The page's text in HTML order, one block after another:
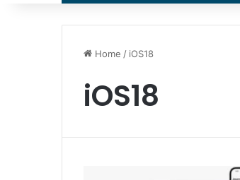
Home / iOS18
iOS18